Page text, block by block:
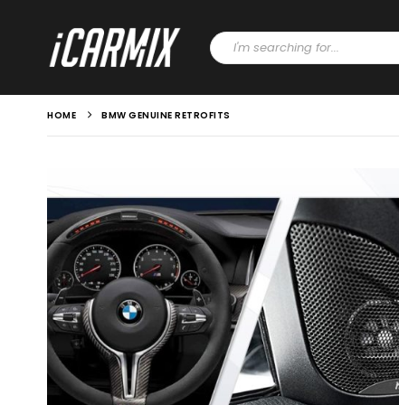
HOME BMW GENUINE RETROFITS